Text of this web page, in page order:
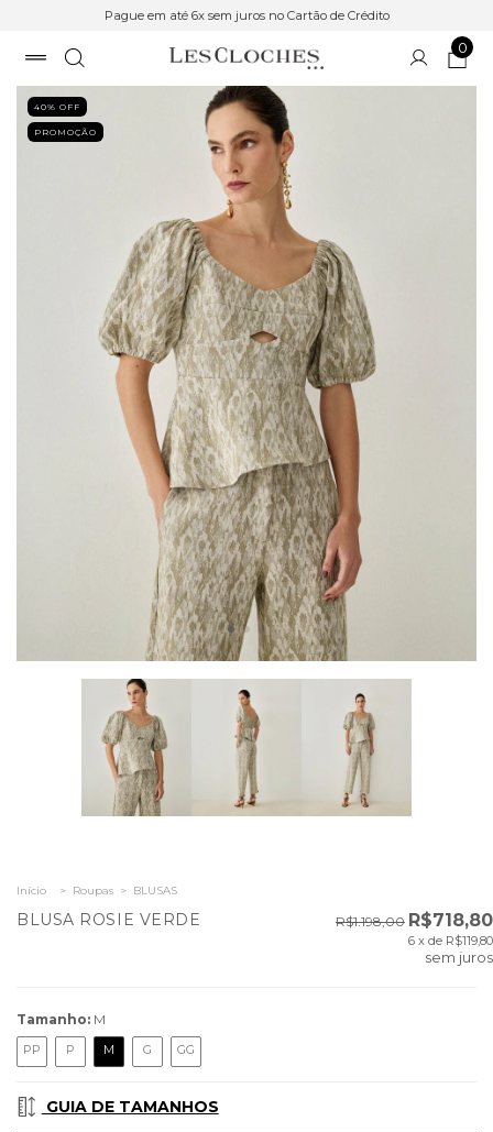
Pague em até 6x sem juros no Cartão de Crédito
0
40% OFF
PROMOÇÃO
Início > Roupas > BLUSAS
BLUSA ROSIE VERDE R$1.198,00 R$718,80
6 x de R$119,80
sem juros
Tamanho: M
PP P M G GG
GUIA DE TAMANHOS